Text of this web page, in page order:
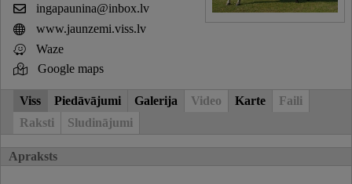
ingapaunina@inbox.lv
www.jaunzemi.viss.lv
Waze
Google maps
Viss Piedāvājumi Galerija Video Karte
Faili
Raksti
Sludinājumi
Apraksts